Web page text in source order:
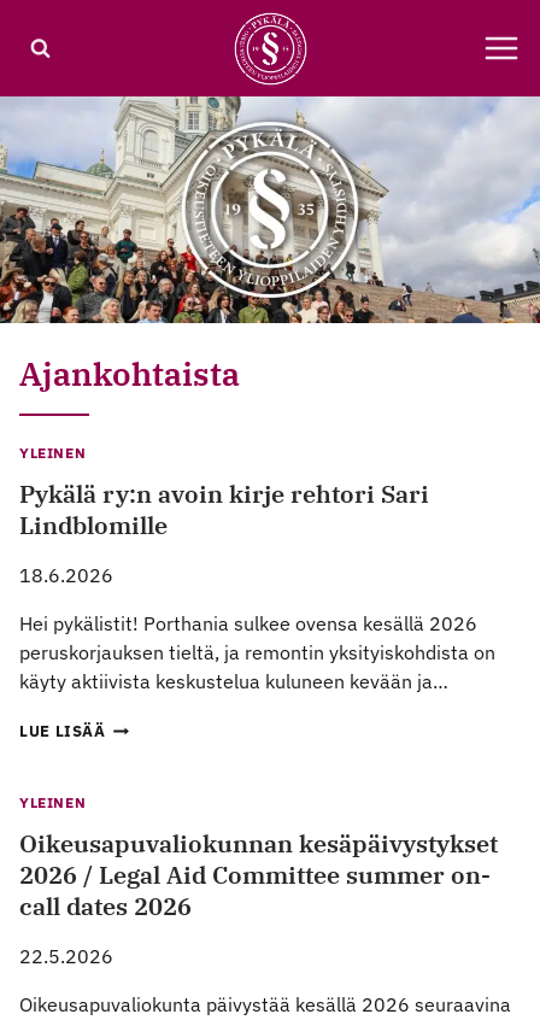
sisältöön
Ajankohtaista
YLEINEN
Pykälä ry:n avoin kirje rehtori Sari
Lindblomille
18.6.2026
Hei pykälistit! Porthania sulkee ovensa kesällä 2026
peruskorjauksen tieltä, ja remontin yksityiskohdista on
käyty aktiivista keskustelua kuluneen kevään ja…
LUE LISÄÄ PYKÄLÄ
SARI
LINDBLOMILLE
YLEINEN
Oikeusapuvaliokunnan kesäpäivystykset
2026 / Legal Aid Committee summer on-
call dates 2026
22.5.2026
Oikeusapuvaliokunta päivystää kesällä 2026 seuraavina